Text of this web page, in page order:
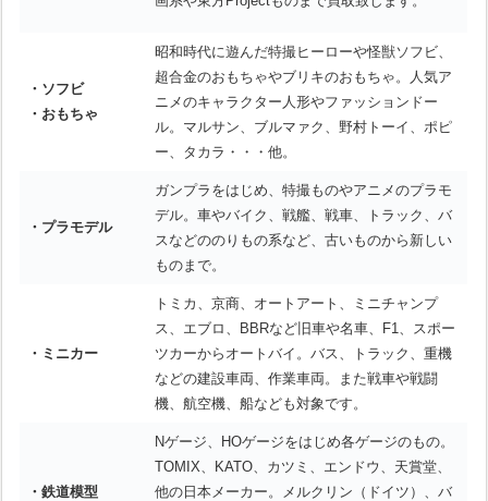
・ソフビ
・おもちゃ
昭和時代に遊んだ特撮ヒーローや怪獣ソフビ、
超合金のおもちゃやブリキのおもちゃ。人気ア
ニメのキャラクター人形やファッションドー
ル。マルサン、ブルマァク、野村トーイ、ポピ
ー、タカラ・・・他。
・プラモデル
ガンプラをはじめ、特撮ものやアニメのプラモ
デル。車やバイク、戦艦、戦車、トラック、バ
スなどののりもの系など、古いものから新しい
ものまで。
・ミニカー
トミカ、京商、オートアート、ミニチャンプ
ス、エブロ、BBRなど旧車や名車、F1、スポー
ツカーからオートバイ。バス、トラック、重機
などの建設車両、作業車両。また戦車や戦闘
機、航空機、船なども対象です。
・鉄道模型
Nゲージ、HOゲージをはじめ各ゲージのもの。
TOMIX、KATO、カツミ、エンドウ、天賞堂、
他の日本メーカー。メルクリン（ドイツ）、バ